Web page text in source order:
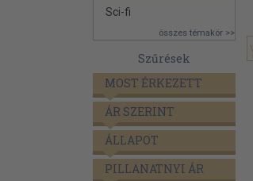
Sci-fi
összes témakör >>
Szűrések
MOST ÉRKEZETT
ÁR SZERINT
ÁLLAPOT
PILLANATNYI ÁR